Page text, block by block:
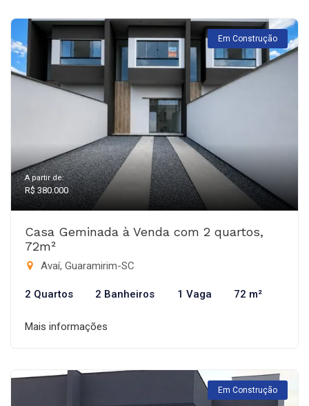
Em Construção
A partir de:
R$ 380.000
Casa Geminada à Venda com 2 quartos,
72m²
Avaí, Guaramirim-SC
2 Quartos 2 Banheiros 1 Vaga 72 m²
Mais informações
Em Construção